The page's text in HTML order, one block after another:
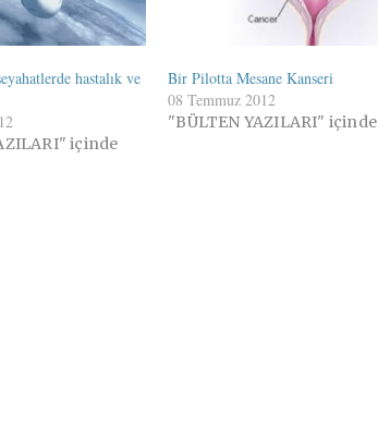
hastalık ve
içinde
Bir Pilotta Mesane Kanseri
08 Temmuz 2012
"BÜLTEN YAZILARI" içinde